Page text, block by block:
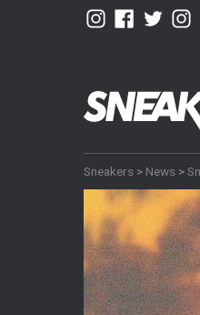
Sneakers > News >